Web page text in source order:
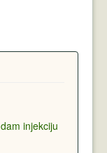
injekciju